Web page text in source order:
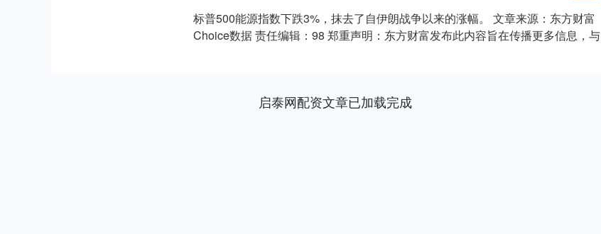
标普500能源指数下跌3%，抹去了自伊朗战争以来的涨幅。 文章来源：东方财富
Choice数据 责任编辑：98 郑重声明：东方财富发布此内容旨在传播更多信息，与
启泰网配资文章已加载完成